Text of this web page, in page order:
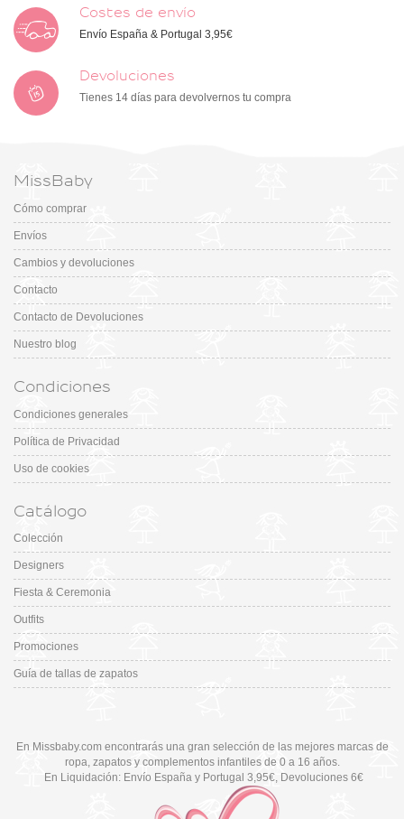
Costes de envío
Envío España & Portugal 3,95€
Devoluciones
Tienes 14 días para devolvernos tu compra
MissBaby
Cómo comprar
Envíos
Cambios y devoluciones
Contacto
Contacto de Devoluciones
Nuestro blog
Condiciones
Condiciones generales
Política de Privacidad
Uso de cookies
Catálogo
Colección
Designers
Fiesta & Ceremonia
Outfits
Promociones
Guía de tallas de zapatos
En Missbaby.com encontrarás una gran selección de las mejores marcas de
ropa, zapatos y complementos infantiles de 0 a 16 años.
En Liquidación: Envío España y Portugal 3,95€, Devoluciones 6€